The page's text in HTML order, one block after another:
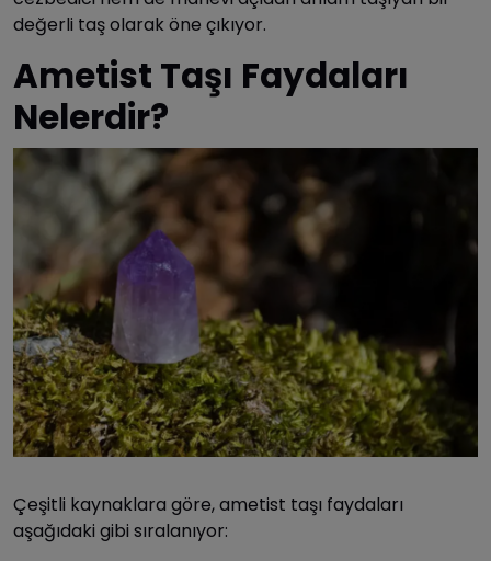
değerli taş olarak öne çıkıyor.
Ametist Taşı Faydaları
Nelerdir?
Çeşitli kaynaklara göre, ametist taşı faydaları
aşağıdaki gibi sıralanıyor: